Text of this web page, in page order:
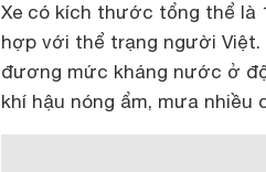
Xe có kích thước tổng thể là
hợp với thể trạng người
đương mức kháng nước ở
khí hậu nóng ẩm, mưa nhiều